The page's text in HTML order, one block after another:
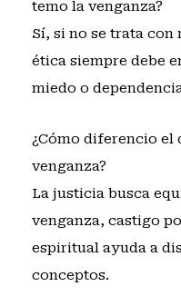
temo la venganza?
Sí, si no se trata con
ética siempre debe
miedo o
¿Cómo diferencio el
venganza?
La justicia busca
venganza, castigo
espiritual ayuda a
conceptos.